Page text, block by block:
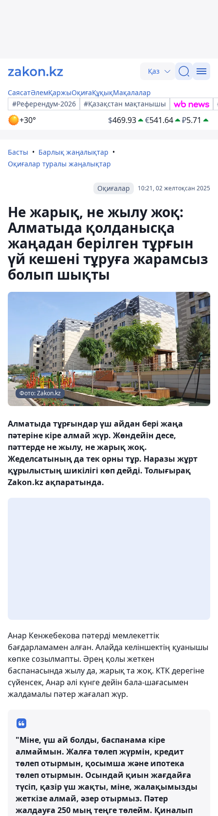
Қаз
СаясатӘлемҚаржыОқиғаҚұқықМақалалар
#Референдум-2026
#Қазақстан мақтанышы
+30° $469.93 €541.64 ₽5.71
Басты
Барлық жаңалықтар
Оқиғалар туралы жаңалықтар
10:21, 02 желтоқсан 2025
Оқиғалар
Не жарық, не жылу жоқ:
Алматыда қолданысқа
жаңадан берілген тұрғын
үй кешені тұруға жарамсыз
болып шықты
Фото: Zakon.kz
Алматыда тұрғындар үш айдан бері жаңа
пәтеріне кіре алмай жүр. Жөндейін десе,
пәттерде не жылу, не жарық жоқ.
Жеделсатының да тек орны тұр. Наразы жұрт
құрылыстың шикілігі көп дейді. Толығырақ
Zakon.kz ақпаратында.
Анар Кенжебекова пәтерді мемлекеттік
бағдарламамен алған. Алайда келіншектің қуанышы
көпке созылмапты. Әрең қолы жеткен
баспанасында жылу да, жарық та жоқ. КТК дерегіне
сүйенсек, Анар әлі күнге дейін бала-шағасымен
жалдамалы пәтер жағалап жүр.
"Міне, үш ай болды, баспанама кіре
алмаймын. Жалға төлеп жүрмін, кредит
төлеп отырмын, қосымша және ипотека
төлеп отырмын. Осындай қиын жағдайға
түсіп, қазір үш жақты, міне, жалақымызды
жеткізе алмай, әзер отырмыз. Пәтер
жалдауға 250 мың теңге төлейм. Қиналып